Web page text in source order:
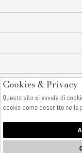
All rights reserved - ©
AnyAnyluxury srl - Sede
castellammare di stabia
Cookies & Privacy
Questo sito si avvale di
cookie come descritto nella